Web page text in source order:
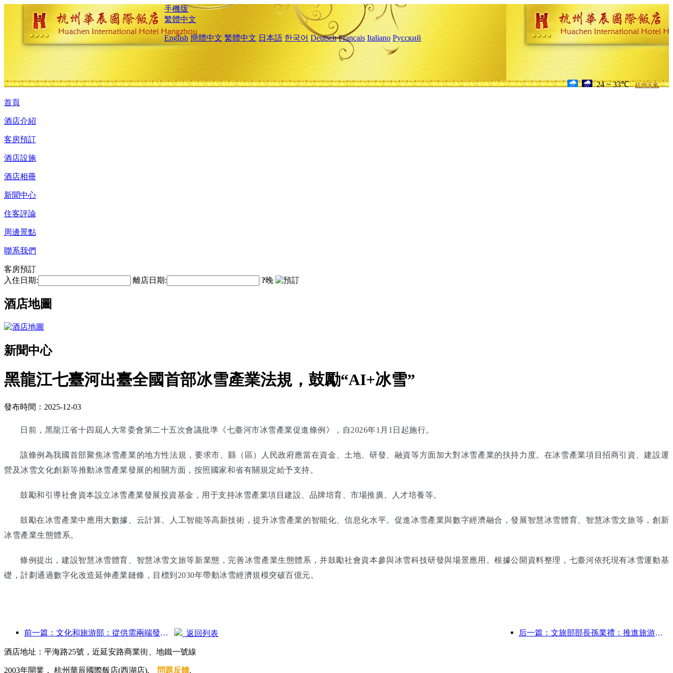
手機版
繁體中文
English 簡體中文 繁體中文 日本語 한국어 Deutsch Français Italiano Русский
24 ~ 33℃ 杭州天氣
首頁
酒店介紹
客房預訂
酒店設施
酒店相冊
新聞中心
住客評論
周邊景點
聯系我們
客房預訂
入住日期:
離店日期: ?晚
酒店地圖
新聞中心
黑龍江七臺河出臺全國首部冰雪產業法規，鼓勵“AI+冰雪”
發布時間：2025-12-03
日前，黑龍江省十四屆人大常委會第二十五次會議批準《七臺河市冰雪產業促進條例》，自2026年1月1日起施行。
該條例為我國首部聚焦冰雪產業的地方性法規，要求市、縣（區）人民政府應當在資金、土地、研發、融資等方面加大對冰雪產業的扶持力度。在冰雪產業項目招商引資、建設運
營及冰雪文化創新等推動冰雪產業發展的相關方面，按照國家和省有關規定給予支持。
鼓勵和引導社會資本設立冰雪產業發展投資基金，用于支持冰雪產業項目建設、品牌培育、市場推廣、人才培養等。
鼓勵在冰雪產業中應用大數據、云計算、人工智能等高新技術，提升冰雪產業的智能化、信息化水平。促進冰雪產業與數字經濟融合，發展智慧冰雪體育、智慧冰雪文旅等，創新
冰雪產業生態體系。
條例提出，建設智慧冰雪體育、智慧冰雪文旅等新業態，完善冰雪產業生態體系，并鼓勵社會資本參與冰雪科技研發與場景應用。根據公開資料整理，七臺河依托現有冰雪運動基
礎，計劃通過數字化改造延伸產業鏈條，目標到2030年帶動冰雪經濟規模突破百億元。
前一篇：文化和旅游部：從供需兩端發力，引導文旅消費活動出行 后一篇：文旅部部長孫業禮：推進旅游強國建設，豐富高品質旅游產品供給
返回列表
酒店地址：平海路25號，近延安路商業街、地鐵一號線
2003年開業， 杭州華辰國際飯店(西湖店). 問題反饋.